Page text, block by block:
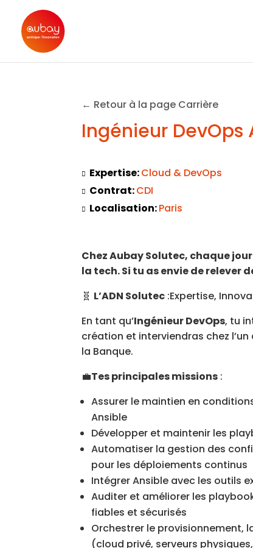
← Retour à la page Carrière
Ingénieur DevOps
Expertise:Cloud & DevOps
Contrat:CDI
Localisation:Paris
Chez Aubay Solutec, chaque
la tech. Si tu as envie de relever
🧬 L’ADN Solutec :Expertise,
En tant qu’Ingénieur DevOps, tu
création et interviendras chez
la Banque.
💼Tes principales missions :
Assurer le maintien en
Ansible
Développer et maintenir les
Automatiser la gestion des
pour les déploiements continus
Intégrer Ansible avec les outils
Auditer et améliorer les
fiables et sécurisés
Orchestrer le provisionnement,
(cloud privé, serveurs